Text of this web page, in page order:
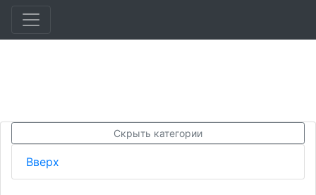
Скрыть категории
Вверх